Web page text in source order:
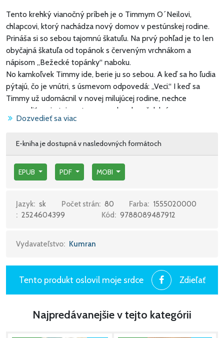
Tento krehký vianočný príbeh je o Timmym O´Neilovi,
chlapcovi, ktorý nachádza nový domov v pestúnskej rodine.
Prináša si so sebou tajomnú škatuľu. Na prvý pohľad je to len
obyčajná škatuľa od topánok s červeným vrchnákom a
nápisom „Bežecké topánky“ naboku.
No kamkoľvek Timmy ide, berie ju so sebou. A keď sa ho ľudia
pýtajú, čo je vnútri, s úsmevom odpovedá: „Veci.“ I keď sa
Timmy už udomácnil v novej milujúcej rodine, nechce
prezradiť svoje tajomstvo... napokon ho však krása
betlehemskej scenérie v kostole inšpiruje k tomu, aby si
tomto obľúbenom vianočnom príbehu, ktorý sa už stal
klasikou, nám autorka bestsellerov denníka New York Times
Francine Rivers približuje jednoduchú, no inšpirujúcu vieru
malého chlapca.
Dozvedieť sa viac
E-kniha je dostupná v nasledovných formátoch
EPUB PDF MOBI
Jazyk: sk Počet strán: 80 Farba: 1555020000
: 2524604399 Kód: 9788089487912
Vydavateľstvo: Kumran
Tento produkt oslovil moje srdce Zdieľať
Najpredávanejšie v tejto kategórii